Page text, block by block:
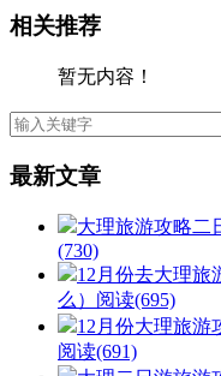
相关推荐
暂无内容！
最新文章
大理旅游攻略二
(730)
12月份去大理旅
么） 阅读(695)
12月份大理旅游
阅读(691)